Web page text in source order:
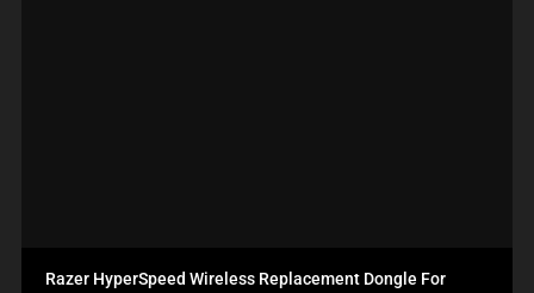
Razer HyperSpeed Wireless Replacement Dongle For